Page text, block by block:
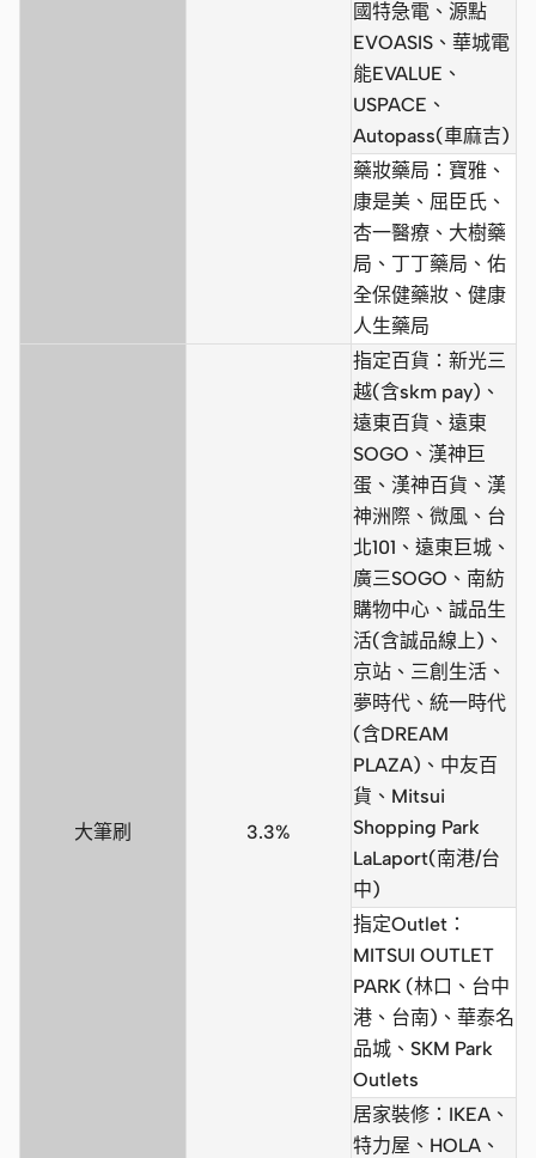
國特急電、源點
EVOASIS、華城電
能EVALUE、
USPACE、
Autopass(車麻吉)
藥妝藥局：寶雅、
康是美、屈臣氏、
杏一醫療、大樹藥
局、丁丁藥局、佑
全保健藥妝、健康
人生藥局
大筆刷 3.3%
指定百貨：新光三
越(含skm pay)、
遠東百貨、遠東
SOGO、漢神巨
蛋、漢神百貨、漢
神洲際、微風、台
北101、遠東巨城、
廣三SOGO、南紡
購物中心、誠品生
活(含誠品線上)、
京站、三創生活、
夢時代、統一時代
(含DREAM
PLAZA)、中友百
貨、Mitsui
Shopping Park
LaLaport(南港/台
中)
指定Outlet：
MITSUI OUTLET
PARK (林口、台中
港、台南)、華泰名
品城、SKM Park
Outlets
居家裝修：IKEA、
特力屋、HOLA、